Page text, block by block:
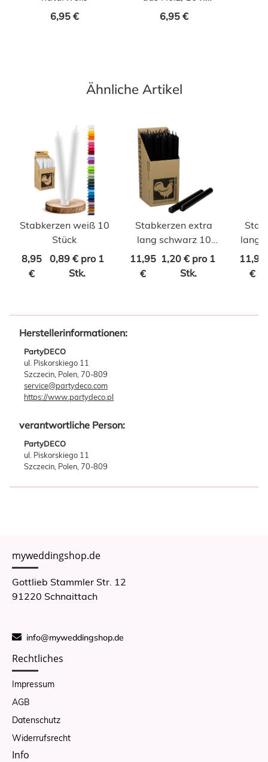
6,95 €
5,5cm
6,95 €
Ähnliche Artikel
Stabkerzen weiß 10
Stück
8,95
€
0,89 € pro 1
Stk.
Stabkerzen extra
lang schwarz 10
Stück Länge 25cm
11,95
€
1,20 € pro 1
Stk.
lang
11,95
€
Herstellerinformationen:
PartyDECO
ul. Piskorskiego 11
Szczecin, Polen, 70-809
service@partydeco.com
https://www.partydeco.pl
verantwortliche Person:
PartyDECO
ul. Piskorskiego 11
Szczecin, Polen, 70-809
myweddingshop.de
Gottlieb Stammler Str. 12
91220 Schnaittach
info@myweddingshop.de
Rechtliches
Impressum
AGB
Datenschutz
Widerrufsrecht
Info